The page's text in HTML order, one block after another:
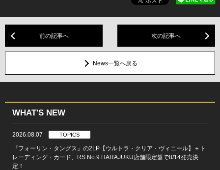
前の記事へ 次の記事へ
News一覧へ戻る
WHAT'S NEW
2026.08.07 TOPICS
『フォーリン・タングス』の2LP【ウルトラ・クリア・ヴィニール】＋ト
レーディング・カード、RS No.9 HARAJUKU店舗限定盤で8/14発売決
定！